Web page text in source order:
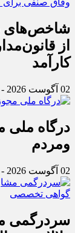
شاخص‌های
از
کارآمد
02 آگوست 2026 - 13:01
درگاه ملی
ومردم
02 آگوست 2026 - 8:16
سردرگمی